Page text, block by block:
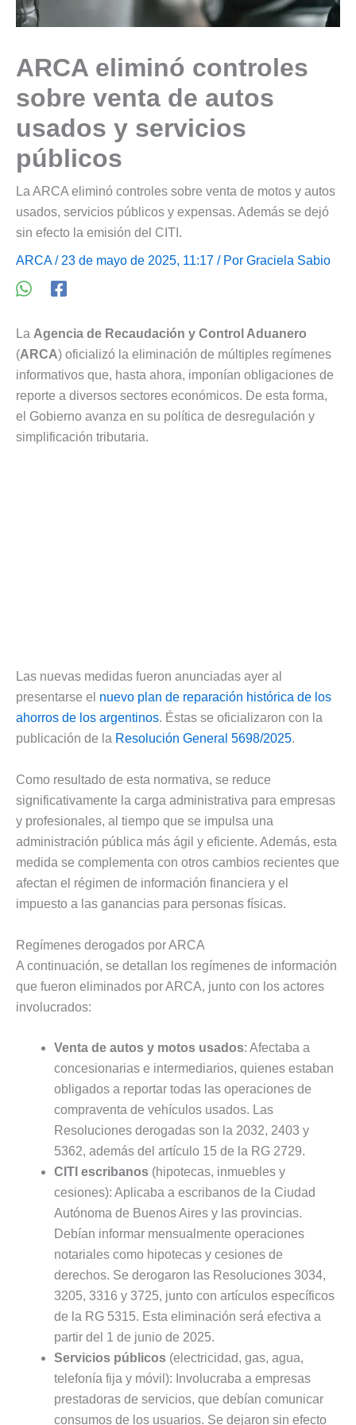
ARCA eliminó controles
sobre venta de autos
usados y servicios
públicos
La ARCA eliminó controles sobre venta de motos y autos
usados, servicios públicos y expensas. Además se dejó
sin efecto la emisión del CITI.
ARCA/ 23 de mayo de 2025, 11:17 / Por Graciela Sabio
La Agencia de Recaudación y Control Aduanero
(ARCA) oficializó la eliminación de múltiples regímenes
informativos que, hasta ahora, imponían obligaciones de
reporte a diversos sectores económicos. De esta forma,
el Gobierno avanza en su política de desregulación y
simplificación tributaria.
Las nuevas medidas fueron anunciadas ayer al
presentarse el nuevo plan de reparación histórica de los
ahorros de los argentinos. Éstas se oficializaron con la
publicación de la Resolución General 5698/2025.
Como resultado de esta normativa, se reduce
significativamente la carga administrativa para empresas
y profesionales, al tiempo que se impulsa una
administración pública más ágil y eficiente. Además, esta
medida se complementa con otros cambios recientes que
afectan el régimen de información financiera y el
impuesto a las ganancias para personas físicas.
Regímenes derogados por ARCA
A continuación, se detallan los regímenes de información
que fueron eliminados por ARCA, junto con los actores
involucrados:
Venta de autos y motos usados: Afectaba a
concesionarias e intermediarios, quienes estaban
obligados a reportar todas las operaciones de
compraventa de vehículos usados. Las
Resoluciones derogadas son la 2032, 2403 y
5362, además del artículo 15 de la RG 2729.
CITI escribanos (hipotecas, inmuebles y
cesiones): Aplicaba a escribanos de la Ciudad
Autónoma de Buenos Aires y las provincias.
Debían informar mensualmente operaciones
notariales como hipotecas y cesiones de
derechos. Se derogaron las Resoluciones 3034,
3205, 3316 y 3725, junto con artículos específicos
de la RG 5315. Esta eliminación será efectiva a
partir del 1 de junio de 2025.
Servicios públicos (electricidad, gas, agua,
telefonía fija y móvil): Involucraba a empresas
prestadoras de servicios, que debían comunicar
consumos de los usuarios. Se dejaron sin efecto